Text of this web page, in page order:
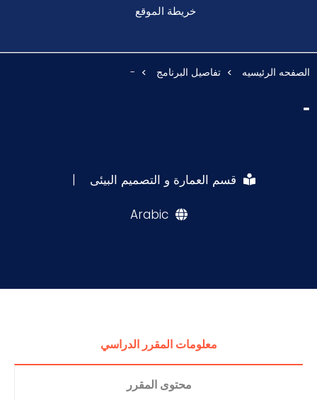
خريطة الموقع
الصفحه الرئيسيه تفاصيل البرنامج -
-
قسم العمارة و التصميم البيئى |
Arabic
معلومات المقرر الدراسي
محتوى المقرر